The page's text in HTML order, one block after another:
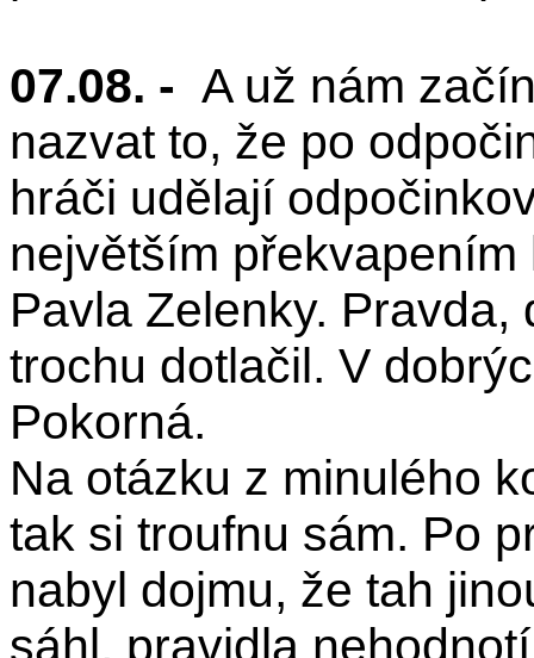
07.08. - A už nám
nazvat to, že po
hráči udělají
největším
Pavla Zelenky.
trochu dotlačil. V
Pokorná.
Na otázku z minulého
tak si troufnu sám. Po
nabyl dojmu, že tah
sáhl, pravidla